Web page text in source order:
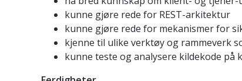
kunne gjøre rede for REST-arkitektur
kunne gjøre rede for mekanismer for
kjenne til ulike verktøy og rammeverk
kunne teste og analysere kildekode på